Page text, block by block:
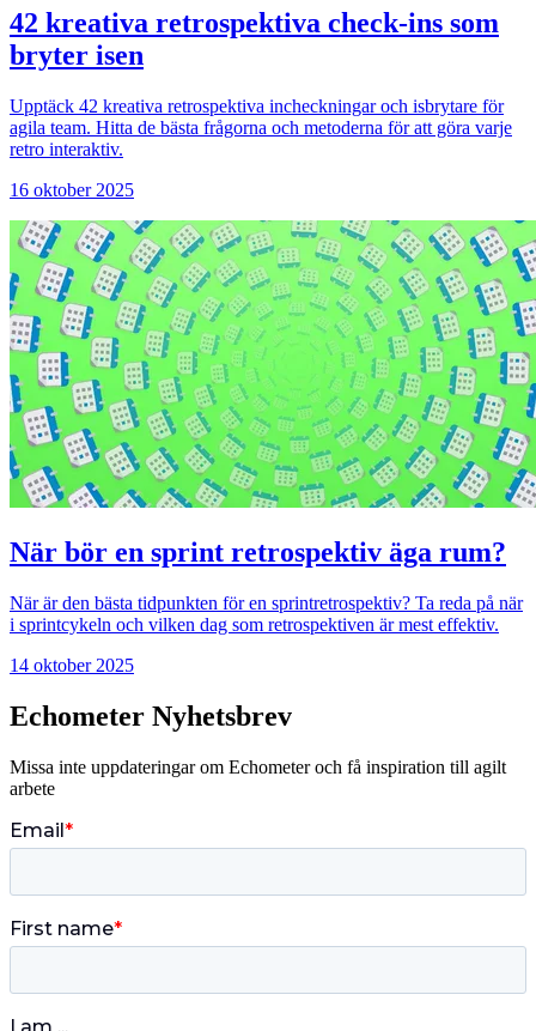
42 kreativa retrospektiva check-ins som
bryter isen
Upptäck 42 kreativa retrospektiva incheckningar och isbrytare för
agila team. Hitta de bästa frågorna och metoderna för att göra varje
retro interaktiv.
16 oktober 2025
När bör en sprint retrospektiv äga rum?
När är den bästa tidpunkten för en sprintretrospektiv? Ta reda på när
i sprintcykeln och vilken dag som retrospektiven är mest effektiv.
14 oktober 2025
Echometer Nyhetsbrev
Missa inte uppdateringar om Echometer och få inspiration till agilt
arbete